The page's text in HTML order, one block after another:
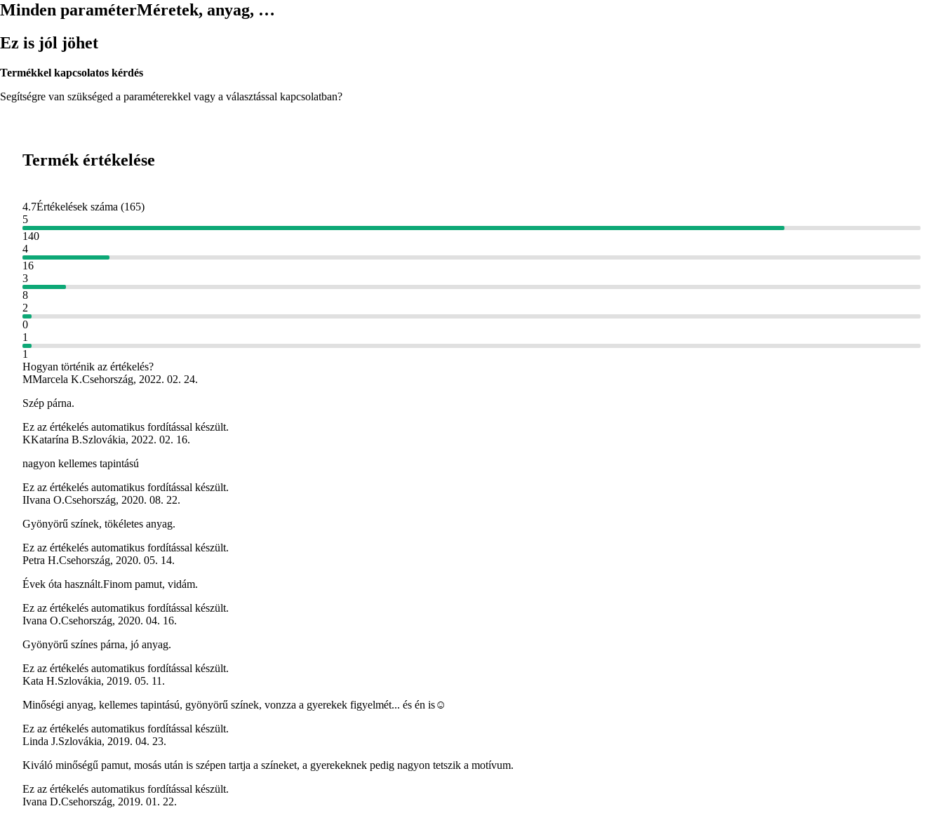
Minden paraméterMéretek, anyag, …
Ez is jól jöhet
Termékkel kapcsolatos kérdés
Segítségre van szükséged a paraméterekkel vagy a választással kapcsolatban?
Termék értékelése
4.7Értékelések száma (165)
5
140
4
16
3
8
2
0
1
1
Hogyan történik az értékelés?
MMarcela K.Csehország, 2022. 02. 24.
Szép párna.
Ez az értékelés automatikus fordítással készült.
KKatarína B.Szlovákia, 2022. 02. 16.
nagyon kellemes tapintású
Ez az értékelés automatikus fordítással készült.
IIvana O.Csehország, 2020. 08. 22.
Gyönyörű színek, tökéletes anyag.
Ez az értékelés automatikus fordítással készült.
Petra H.Csehország, 2020. 05. 14.
Évek óta használt.Finom pamut, vidám.
Ez az értékelés automatikus fordítással készült.
Ivana O.Csehország, 2020. 04. 16.
Gyönyörű színes párna, jó anyag.
Ez az értékelés automatikus fordítással készült.
Kata H.Szlovákia, 2019. 05. 11.
Minőségi anyag, kellemes tapintású, gyönyörű színek, vonzza a gyerekek figyelmét... és én is☺
Ez az értékelés automatikus fordítással készült.
Linda J.Szlovákia, 2019. 04. 23.
Kiváló minőségű pamut, mosás után is szépen tartja a színeket, a gyerekeknek pedig nagyon tetszik a motívum.
Ez az értékelés automatikus fordítással készült.
Ivana D.Csehország, 2019. 01. 22.